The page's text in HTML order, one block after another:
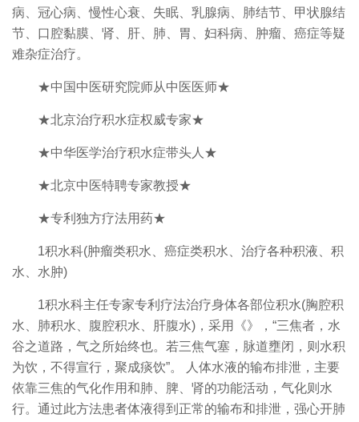
病、冠心病、慢性心衰、失眠、乳腺病、肺结节、甲状腺结
节、口腔黏膜、肾、肝、肺、胃、妇科病、肿瘤、癌症等疑
难杂症治疗。
★中国中医研究院师从中医医师★
★北京治疗积水症权威专家★
★中华医学治疗积水症带头人★
★北京中医特聘专家教授★
★专利独方疗法用药★
1积水科(肿瘤类积水、癌症类积水、治疗各种积液、积
水、水肿)
1积水科主任专家专利疗法治疗身体各部位积水(胸腔积
水、肺积水、腹腔积水、肝腹水)，采用《》，“三焦者，水
谷之道路，气之所始终也。若三焦气塞，脉道壅闭，则水积
为饮，不得宣行，聚成痰饮”。 人体水液的输布排泄，主要
依靠三焦的气化作用和肺、脾、肾的功能活动，气化则水
行。通过此方法患者体液得到正常的输布和排泄，强心开肺